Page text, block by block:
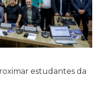
estudantes da